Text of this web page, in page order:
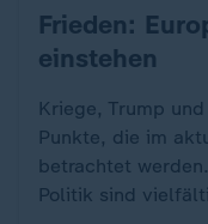
:Frieden:
einstehen
Kriege, Trump
Punkte, die im
betrachtet
Politik sind